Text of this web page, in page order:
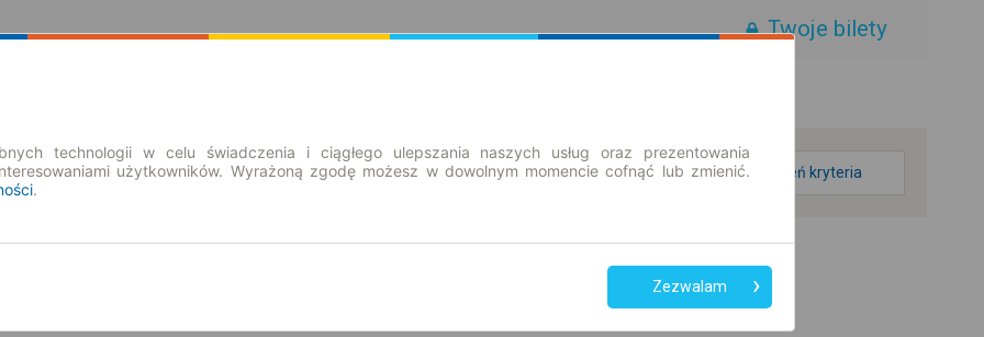
Twoje bilety
zmień kryteria
technologii w celu świadczenia i ciągłego ulepszania naszych usług oraz prezentowania
użytkowników. Wyrażoną zgodę możesz w dowolnym momencie cofnąć lub zmienić.
.
Zezwalam